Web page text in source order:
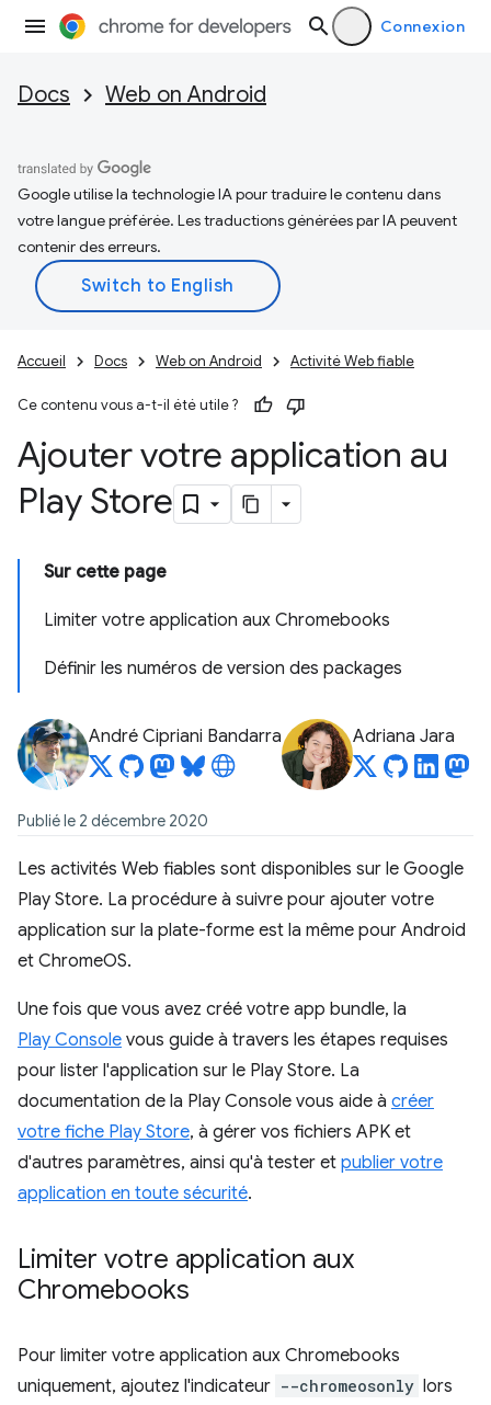
Connexion
Docs Web on Android
Google utilise la technologie IA pour traduire le contenu dans
votre langue préférée. Les traductions générées par IA peuvent
contenir des erreurs.
Accueil Docs Web on Android Activité Web fiable
Ce contenu vous a-t-il été utile ?
Ajouter votre application au
Play Store
Sur cette page
Limiter votre application aux Chromebooks
Définir les numéros de version des packages
André Cipriani Bandarra Adriana Jara
Publié le 2 décembre 2020
Les activités Web fiables sont disponibles sur le Google
Play Store. La procédure à suivre pour ajouter votre
application sur la plate-forme est la même pour Android
et ChromeOS.
Une fois que vous avez créé votre app bundle, la
Play Console vous guide à travers les étapes requises
pour lister l'application sur le Play Store. La
documentation de la Play Console vous aide à créer
votre fiche Play Store, à gérer vos fichiers APK et
d'autres paramètres, ainsi qu'à tester et publier votre
application en toute sécurité.
Limiter votre application aux
Chromebooks
Pour limiter votre application aux Chromebooks
uniquement, ajoutez l'indicateur --chromeosonly lors